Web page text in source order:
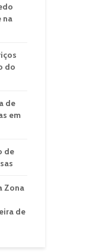
na
do
de
em
de
Zona
de